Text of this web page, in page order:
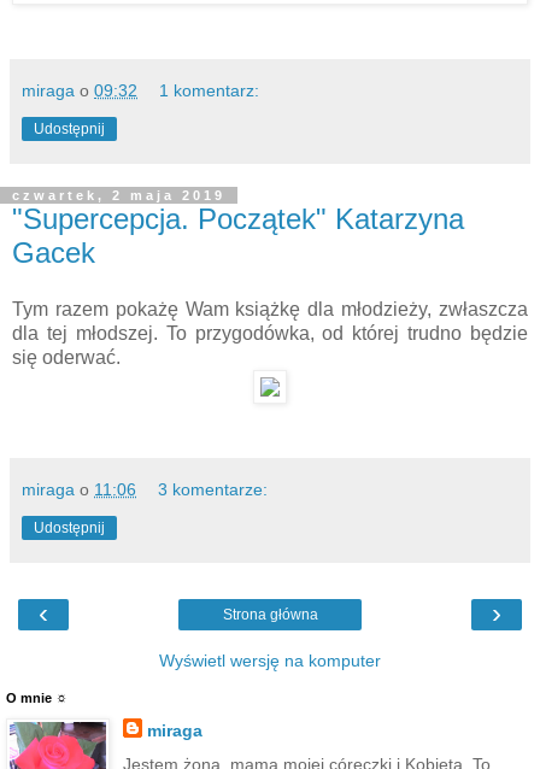
miraga o 09:32 1 komentarz:
Udostępnij
czwartek, 2 maja 2019
"Supercepcja. Początek" Katarzyna
Gacek
Tym razem pokażę Wam książkę dla młodzieży, zwłaszcza
dla tej młodszej. To przygodówka, od której trudno będzie
się oderwać.
miraga o 11:06 3 komentarze:
Udostępnij
‹ ›
Strona główna
Wyświetl wersję na komputer
O mnie ☼
miraga
Jestem żoną, mamą mojej córeczki i Kobietą. To